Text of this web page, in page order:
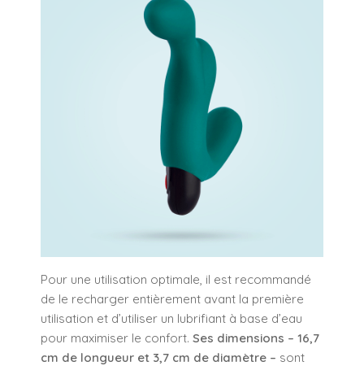
Pour une utilisation optimale, il est recommandé
de le recharger entièrement avant la première
utilisation et d’utiliser un lubrifiant à base d’eau
pour maximiser le confort. Ses dimensions – 16,7
cm de longueur et 3,7 cm de diamètre – sont